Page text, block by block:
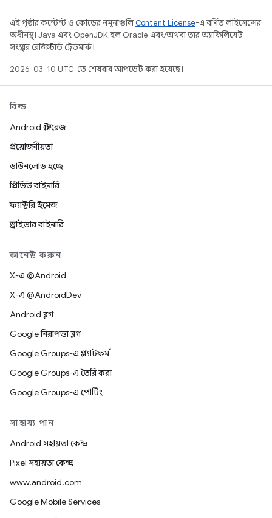
এই পৃষ্ঠার কন্টেন্ট ও কোডের নমুনাগুলিContent License-এ বর্ণিত লাইসেন্সের
অধীনস্থ। Java এবং OpenJDK হল Oracle এবং/অথবা তার অ্যাফিলিয়েট
সংস্থার রেজিস্টার্ড ট্রেডমার্ক।
2026-03-10 UTC-তে শেষবার আপডেট করা হয়েছে।
বিল্ড
Android স্টোরেজ
প্রয়োজনীয়তা
ডাউনলোড হচ্ছে
প্রিভিউ বাইনারি
ফ্যাক্টরি ইমেজ
ড্রাইভার বাইনারি
কানেক্ট করুন
X-এ @Android
X-এ @AndroidDev
Android ব্লগ
Google নিরাপত্তা ব্লগ
Google Groups-এ প্ল্যাটফর্ম
Google Groups-এ তৈরি করা
Google Groups-এ পোর্টিং
সাহায্য পান
Android সহায়তা কেন্দ্র
Pixel সহায়তা কেন্দ্র
www.android.com
Google Mobile Services